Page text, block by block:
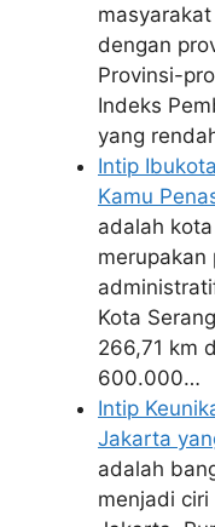
dengan
Provinsi-
Indeks
yang
Intip
Kamu
adalah
merupakan
Kota
266,71 km
600.000…
Intip
Jakarta
adalah
menjadi